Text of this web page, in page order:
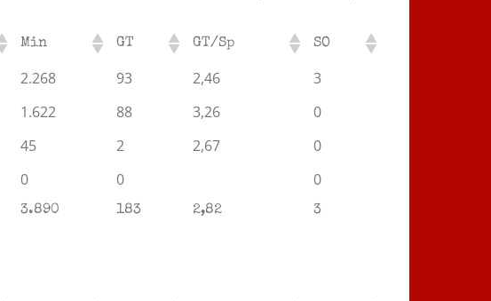
Min GT GT/Sp SO
2.268 93 2,46
3
1.622 88 3,26
0
45 2 2,67
0
0 0 0
3.890 183 2,82 3